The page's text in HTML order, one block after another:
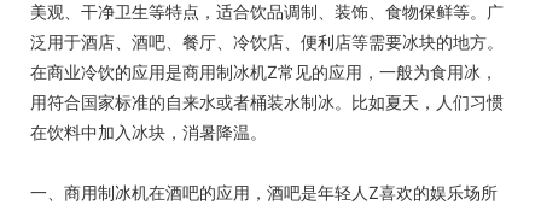
美观、干净卫生等特点，适合饮品调制、装饰、食物保鲜等。广
泛用于酒店、酒吧、餐厅、冷饮店、便利店等需要冰块的地方。
在商业冷饮的应用是商用制冰机Z常见的应用，一般为食用冰，
用符合国家标准的自来水或者桶装水制冰。比如夏天，人们习惯
在饮料中加入冰块，消暑降温。
一、商用制冰机在酒吧的应用，酒吧是年轻人Z喜欢的娱乐场所